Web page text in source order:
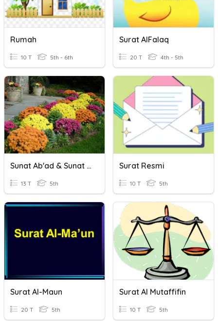
Rumah
10 T 5th - 6th
Surat AlFalaq
20 T 4th - 5th
Sunat Ab'ad & Sunat Hai'at
13 T 5th
Surat Resmi
10 T 5th
Surat Al-Maun
20 T 5th
Surat Al Mutaffifin
10 T 5th